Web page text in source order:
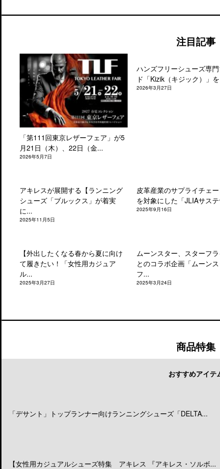
注目記事
「第111回東京レザーフェア」が5
月21日（木）、22日（金...
2026年5月7日
ハンズフリーシューズ専
ド「Kizik（キジック）」
2026年3月27日
アキレスが展開する【ランニング
シューズ「ブルックス」が着実
に...
2025年11月5日
皮革産業のサプライチェ
を対象にした「JLIAサス
2025年9月16日
【外出したくなる春から夏に向け
て履きたい！「女性用カジュア
ル...
2025年3月27日
ムーンスター、スターフ
とのコラボ企画「ムーン
フ...
2025年3月24日
商品特集
おすすめアイテ
「デサント」トップランナー向けランニングシューズ「DELTA...
【女性用カジュアルシューズ特集 アキレス 『アキレス・ソルボ...